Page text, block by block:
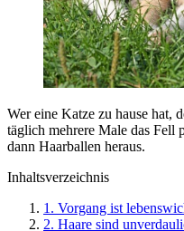
Wer eine Katze zu hause hat,
täglich mehrere Male das Fell
dann Haarballen heraus.
Inhaltsverzeichnis
1. Vorgang ist
2. Haare sind